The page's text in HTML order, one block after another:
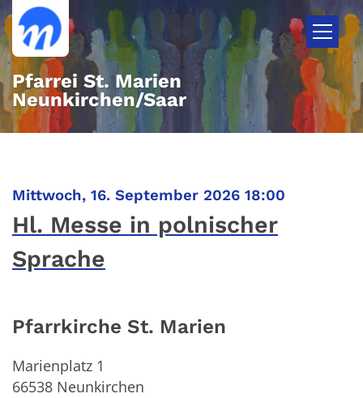
Zum Inhalt springen
Pfarrei St. Marien
Neunkirchen/Saar
Mittwoch, 16. September 2026 18:00
Hl. Messe in polnischer
Sprache
Pfarrkirche St. Marien
Marienplatz 1
66538 Neunkirchen